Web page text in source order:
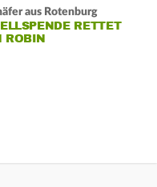
aus Rotenburg
RETTET
ROBIN